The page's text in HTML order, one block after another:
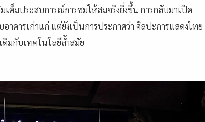
ต็มประสบการณ์การชมให้สมจริงยิ่งขึ้น การกลับมาเปิด
าคารเก่าแก่ แต่ยังเป็นการประกาศว่า ศิลปะการแสดงไทย
ดิมกับเทคโนโลยีล้ำสมัย